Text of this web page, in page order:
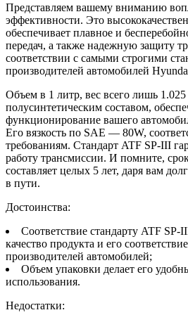
Представляем вашему вниманию
эффективности. Это
обеспечивает плавное и
передач, а также надежную защиту
соответствии с самыми строгими
производителей автомобилей
Объем в 1 литр, вес всего лишь
полусинтетическим составом,
функционирование вашего
Его вязкость по SAE — 80W,
требованиям. Стандарт ATF SP-III
работу трансмиссии. И помните,
составляет целых 5 лет, даря вам
в пути.
Достоинства:
Соответствие стандарту ATF SP-
качество продукта и его
производителей автомобилей;
Объем упаковки делает его
использования.
Недостатки: